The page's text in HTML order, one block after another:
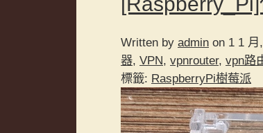
Written by admin on 1 1 月
器, VPN, vpnrouter, vpn路
標籤: RaspberryPi樹莓派